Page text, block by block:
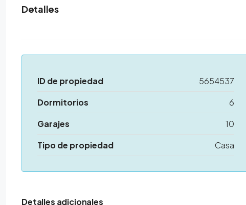
Detalles
ID de propiedad 5654537
Dormitorios
6
Garajes
10
Tipo de propiedad
Casa
Detalles adicionales